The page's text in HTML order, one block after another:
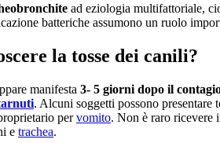
ad eziologia multifattoriale,
batteriche assumono un ruolo
la tosse dei canili?
manifesta 3- 5 giorni dopo il
. Alcuni soggetti possono presentare
pervomito. Non è raro ricevere
e trachea.